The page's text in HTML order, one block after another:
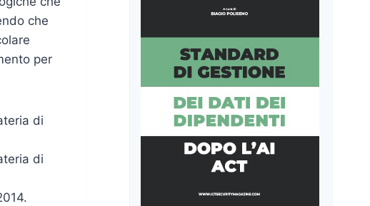
che
per
di
di